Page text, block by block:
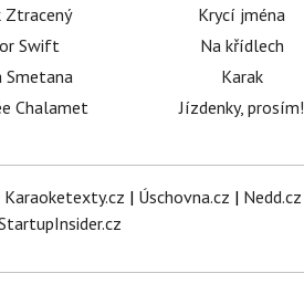
Ztracený
Swift
Smetana
Chalamet
Krycí jména
Na křídlech
Karak
Jízdenky, prosím!
Karaoketexty.cz | Úschovna.cz | Nedd.cz